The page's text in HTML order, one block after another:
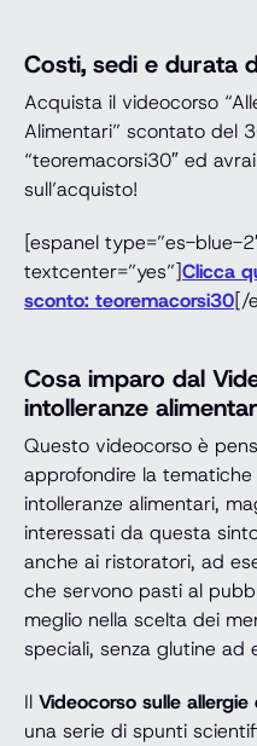
Costi, sedi e durata
Acquista il videocorso
Alimentari” scontato del
“teoremacorsi30″ ed
sull’acquisto!
[espanel type=”es-blue-
textcenter=”yes”]Clicca
sconto: teoremacorsi30[/
Cosa imparo dal
intolleranze
Questo videocorso è
approfondire la tematiche
intolleranze alimentari,
interessati da questa
anche ai ristoratori, ad
che servono pasti al
meglio nella scelta dei
speciali, senza glutine ad
Il Videocorso sulle
una serie di spunti